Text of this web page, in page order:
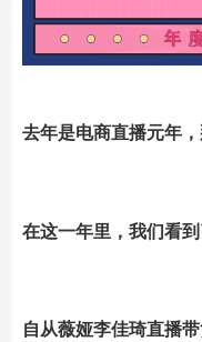
去年是电商直播元年
在这一年里，我们看
自从薇娅李佳琦直播